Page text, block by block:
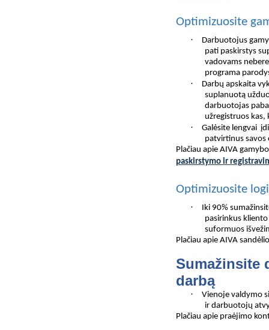
Optimizuosite
·
Darbuotojus
pati paskirstys
vadovams
programa
·
Darbų apskaita
suplanuotą
darbuotojas
užregistruos kas,
·
Galėsite lengvai
patvirtinus
Plačiau apie AIVA
paskirstymo ir
Optimizuosite
·
Iki 90%
pasirinkus
suformuos
Plačiau apie AIVA
Sumažinsite
darbą
·
Vienoje valdymo
ir darbuotojų
Plačiau apie praėjimo